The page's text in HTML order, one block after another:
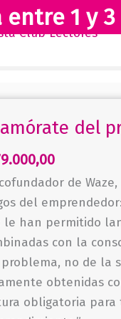
1 y
Club Lectores
del
de
del
le han permitido
con la
no de la
obtenidas
obligatoria para